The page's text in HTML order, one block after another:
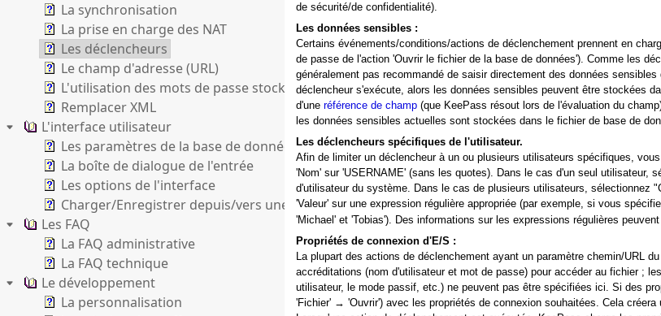
La synchronisation
La prise en charge des NAT
Les déclencheurs
Le champ d'adresse (URL)
L'utilisation des mots de passe stockés
Remplacer XML
L'interface utilisateur
Les paramètres de la base de données
La boîte de dialogue de l'entrée
Les options de l'interface
Charger/Enregistrer depuis/vers une adresse (URL)
Les FAQ
La FAQ administrative
La FAQ technique
Le développement
La personnalisation
de sécurité/de confidentialité).
Les données sensibles :
Certains événements/conditions/actions de déclenchement prennent en
de passe de l'action 'Ouvrir le fichier de la base de données'). Comme les
généralement pas recommandé de saisir directement des données
déclencheur s'exécute, alors les données sensibles peuvent être stockées
d'une référence de champ (que KeePass résout lors de l'évaluation du
les données sensibles actuelles sont stockées dans le fichier de base de
Les déclencheurs spécifiques de l'utilisateur.
Afin de limiter un déclencheur à un ou plusieurs utilisateurs spécifiques,
'Nom' sur 'USERNAME' (sans les quotes). Dans le cas d'un seul utilisateur,
d'utilisateur du système. Dans le cas de plusieurs utilisateurs, sélectionnez
'Valeur' sur une expression régulière appropriée (par exemple, si vous
'Michael' et 'Tobias'). Des informations sur les expressions régulières
Propriétés de connexion d'E/S :
La plupart des actions de déclenchement ayant un paramètre chemin/URL
accréditations (nom d'utilisateur et mot de passe) pour accéder au fichier ;
utilisateur, le mode passif, etc.) ne peuvent pas être spécifiées ici. Si des
'Fichier' → 'Ouvrir') avec les propriétés de connexion souhaitées. Cela